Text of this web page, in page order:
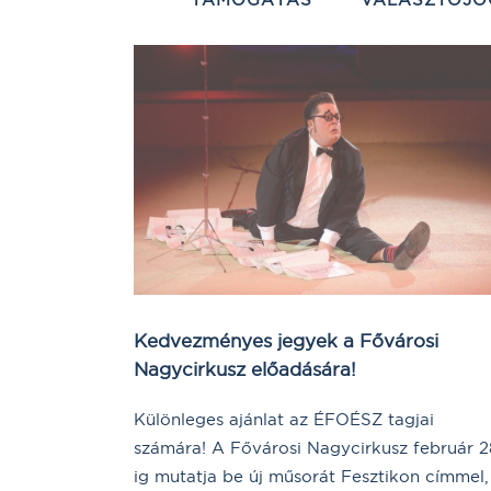
Kedvezményes jegyek a Fővárosi
Nagycirkusz előadására!
Különleges ajánlat az ÉFOÉSZ tagjai
számára! A Fővárosi Nagycirkusz február
ig mutatja be új műsorát Fesztikon címmel,